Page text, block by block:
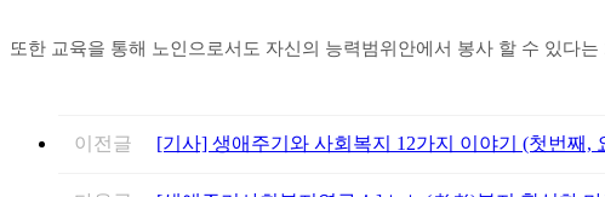
또한 교육을 통해 노인으로서도 자신의 능력범위안에서 봉사 할 수 있다
이전글 [기사] 생애주기와 사회복지 12가지 이야기 (첫번째,